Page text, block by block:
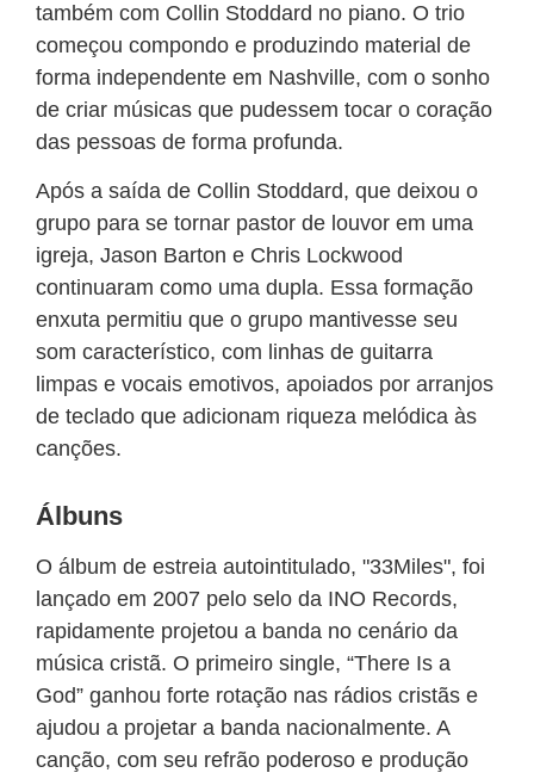
também com Collin Stoddard no piano. O trio
começou compondo e produzindo material de
forma independente em Nashville, com o sonho
de criar músicas que pudessem tocar o coração
das pessoas de forma profunda.
Após a saída de Collin Stoddard, que deixou o
grupo para se tornar pastor de louvor em uma
igreja, Jason Barton e Chris Lockwood
continuaram como uma dupla. Essa formação
enxuta permitiu que o grupo mantivesse seu
som característico, com linhas de guitarra
limpas e vocais emotivos, apoiados por arranjos
de teclado que adicionam riqueza melódica às
canções.
Álbuns
O álbum de estreia autointitulado, "33Miles", foi
lançado em 2007 pelo selo da INO Records,
rapidamente projetou a banda no cenário da
música cristã. O primeiro single, “There Is a
God” ganhou forte rotação nas rádios cristãs e
ajudou a projetar a banda nacionalmente. A
canção, com seu refrão poderoso e produção